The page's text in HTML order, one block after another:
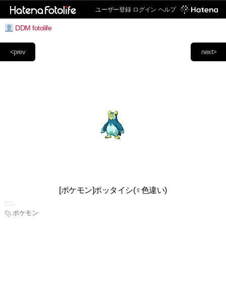
ユーザー登録 ログイン ヘルプ
DDM fotolife
next>
<prev
[ポケモン]ポッタイシ(♀色違い)
ポケモン